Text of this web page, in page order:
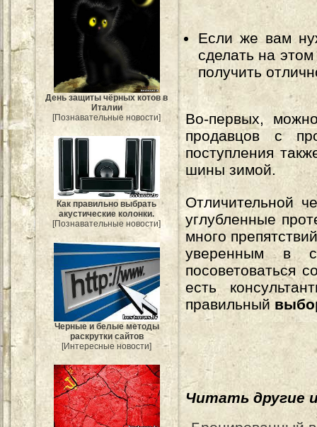
День защиты чёрных котов в
Италии
[Познавательные новости]
Как правильно выбрать
акустические колонки.
[Познавательные новости]
Черные и белые методы
раскрутки сайтов
[Интересные новости]
Если же вам
сделать на
получить
Во-первых,
продавцов с
поступления
шины зимой.
Отличительной
углубленные
много
уверенным в
посоветоваться
есть
правильный
Читать другие